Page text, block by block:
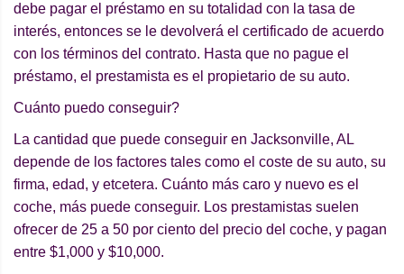
debe pagar el préstamo en su totalidad con la tasa de
interés, entonces se le devolverá el certificado de acuerdo
con los términos del contrato. Hasta que no pague el
préstamo, el prestamista es el propietario de su auto.
Cuánto puedo conseguir?
La cantidad que puede conseguir en Jacksonville, AL
depende de los factores tales como el coste de su auto, su
firma, edad, y etcetera. Cuánto más caro y nuevo es el
coche, más puede conseguir. Los prestamistas suelen
ofrecer de 25 a 50 por ciento del precio del coche, y pagan
entre $1,000 y $10,000.